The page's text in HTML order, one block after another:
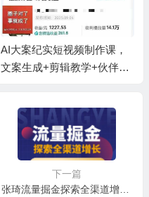
AI大案纪实短视频制作课，
文案生成+剪辑教学+伙伴计
下一篇
张琦流量掘金探索全渠道增长，1堂课轻松GET全网增长密码